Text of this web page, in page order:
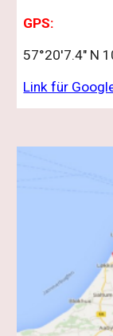
GPS:
57°20'7.4" N
Link für